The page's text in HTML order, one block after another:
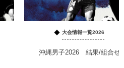
大会情報一覧2026
沖縄男子2026 結果/組合せ